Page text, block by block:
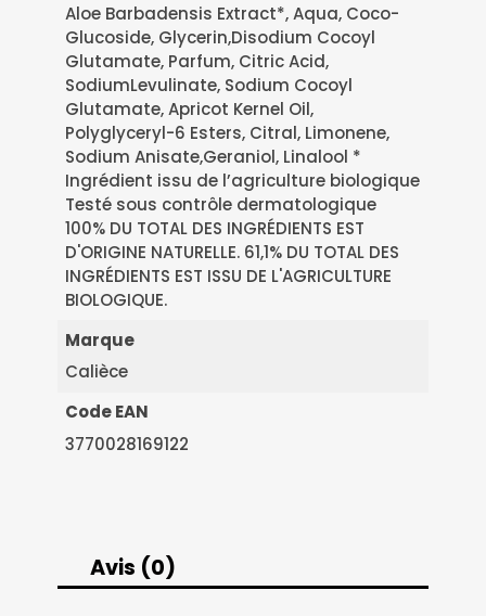
Aloe Barbadensis Extract*, Aqua, Coco-
Glucoside, Glycerin,Disodium Cocoyl
Glutamate, Parfum, Citric Acid,
SodiumLevulinate, Sodium Cocoyl
Glutamate, Apricot Kernel Oil,
Polyglyceryl-6 Esters, Citral, Limonene,
Sodium Anisate,Geraniol, Linalool *
Ingrédient issu de l’agriculture biologique
Testé sous contrôle dermatologique
100% DU TOTAL DES INGRÉDIENTS EST
D'ORIGINE NATURELLE. 61,1% DU TOTAL DES
INGRÉDIENTS EST ISSU DE L'AGRICULTURE
BIOLOGIQUE.
Marque
Calièce
Code EAN
3770028169122
Avis (0)